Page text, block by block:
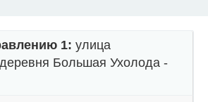
1: улица
Большая Ухолода -